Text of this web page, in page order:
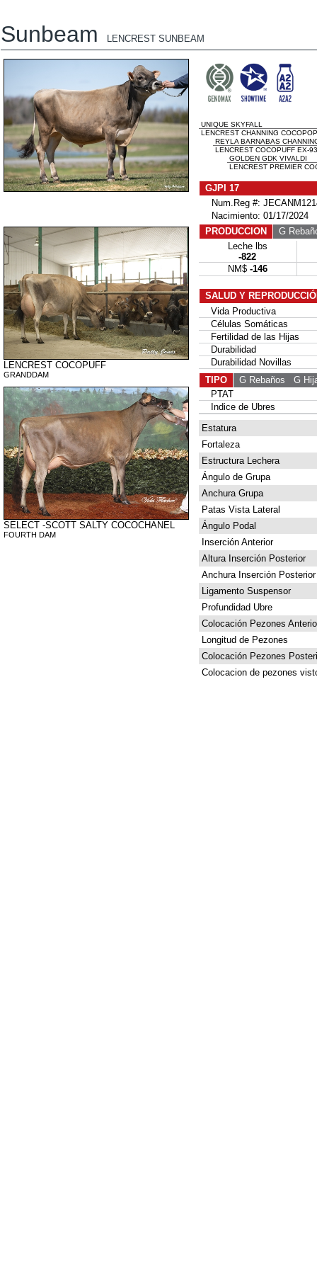
Sunbeam LENCREST SUNBEAM
LENCREST COCOPUFF
GRANDDAM
SELECT -SCOTT SALTY COCOCHANEL
FOURTH DAM
UNIQUE SKYFALL
LENCREST CHANNING
REYLA BARNABAS
LENCREST COCOPUFF EX-
GOLDEN GDK VIVALDI
LENCREST PREMIER
GJPI 17
Num.Reg #:
Nacimiento: 01/17/2024
PRODUCCION
G
Leche lbs
-822
NM$ -146
SALUD Y
Vida Productiva
Células Somáticas
Fertilidad de las Hijas
Durabilidad
Durabilidad Novillas
TIPO
G Rebaños G
PTAT
Indice de Ubres
Estatura
Fortaleza
Estructura Lechera
Ángulo de Grupa
Anchura Grupa
Patas Vista Lateral
Ángulo Podal
Inserción Anterior
Altura Inserción Posterior
Anchura Inserción Posterior
Ligamento Suspensor
Profundidad Ubre
Colocación Pezones
Longitud de Pezones
Colocación Pezones
Colocacion de pezones